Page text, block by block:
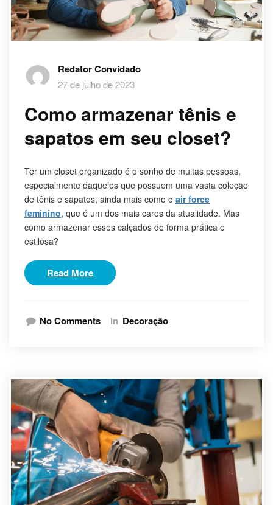
Redator Convidado
27 de julho de 2023
Como armazenar tênis e
sapatos em seu closet?
Ter um closet organizado é o sonho de muitas pessoas,
especialmente daqueles que possuem uma vasta coleção
de tênis e sapatos, ainda mais como o air force
feminino, que é um dos mais caros da atualidade. Mas
como armazenar esses calçados de forma prática e
estilosa?
Read More
No Comments In Decoração